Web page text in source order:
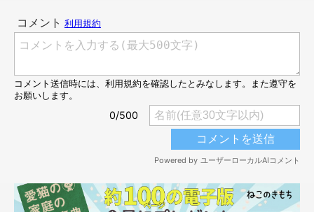
ジュエリー工場で行なう保護猫譲渡活動